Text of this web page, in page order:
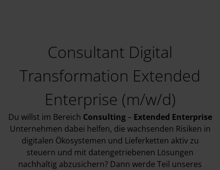
Consultant Digital
Transformation Extended
Enterprise (m/w/d)
Du willst im Bereich Consulting– Extended Enterprise
Unternehmen dabei helfen, die wachsenden Risiken in
digitalen Ökosystemen und Lieferketten aktiv zu
steuern und mit datengetriebenen Lösungen
nachhaltig abzusichern? Dann werde Teil unseres